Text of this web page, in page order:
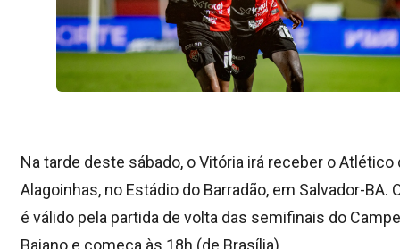
Na tarde deste sábado, o Vitória irá receber o Atlético
Alagoinhas, no Estádio do Barradão, em Salvador-BA.
é válido pela partida de volta das semifinais do
Baiano e começa às 18h (de Brasília).